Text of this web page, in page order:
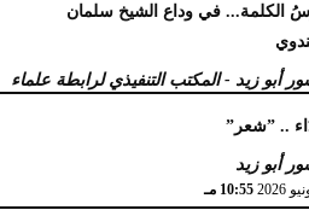
الكلمة... في وداع الشيخ سلمان
أبو زيد - المكتب التنفيذي لرابطة علماء
.. ”شعر”
أبو زيد
10:55 مـ